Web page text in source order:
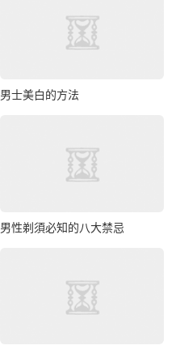
男士美白的方法
男性剃須必知的八大禁忌